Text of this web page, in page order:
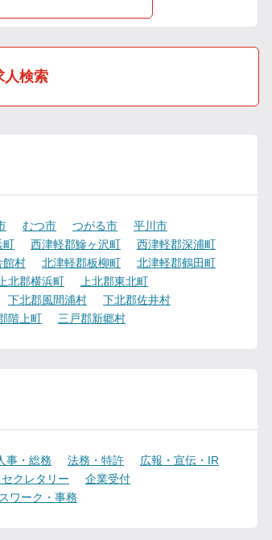
人検索
むつ市 つがる市
平川市
町 西津軽郡鰺ヶ沢町
西津軽郡深浦町
館村 北津軽郡板柳町
北津軽郡鶴田町
上北郡横浜町
上北郡東北町
下北郡風間浦村
下北郡佐井村
階上町 三戸郡新郷村
事・総務 法務・特許
広報・宣伝・IR
クレタリー
企業受付
ワーク・事務